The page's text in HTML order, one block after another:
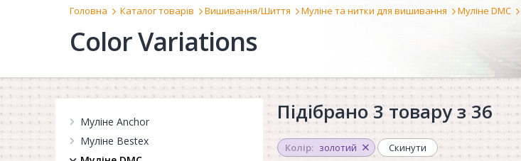
Головна Каталог товарів Вишивання/Шиття Муліне та нитки для вишивання Муліне DMC
Color Variations
Муліне Anchor
Муліне Bestex
Підібрано 3 товару з 36
Колір: золотий Скинути